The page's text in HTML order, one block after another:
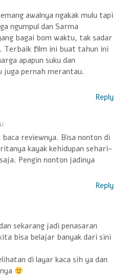
awalnya ngakak mulu tapi
ngumpul dan Sarma
bagai bom waktu, tak sadar
Terbaik film ini buat tahun ini
apapun suku dan
juga pernah merantau.
Reply
reviewnya. Bisa nonton di
kayak kehidupan sehari-
Pengin nonton jadinya
Reply
sekarang jadi penasaran
bisa belajar banyak dari sini
di layar kaca sih ya dan